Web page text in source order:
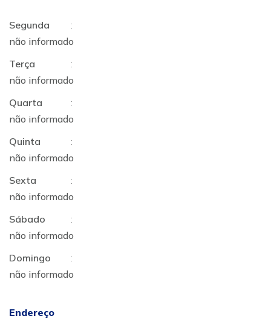
Segunda
:
não informado
Terça
:
não informado
Quarta
:
não informado
Quinta
:
não informado
Sexta
:
não informado
Sábado
:
não informado
Domingo
:
não informado
Endereço